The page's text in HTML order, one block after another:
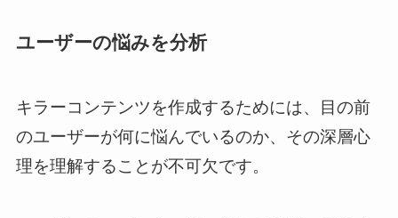
ユーザーの悩みを分析
キラーコンテンツを作成するためには、目の前
のユーザーが何に悩んでいるのか、その深層心
理を理解することが不可欠です。